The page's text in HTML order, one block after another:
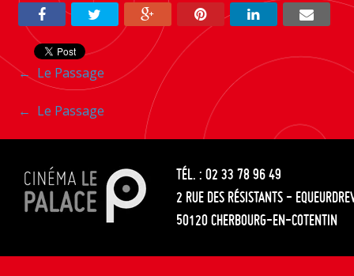
Navigation
entre
les
articles
← Le Passage
Navigation
entre
les
articles
← Le Passage
TÉL. : 02 33 78 96 49
2 RUE DES RÉSISTANTS -
50120 CHERBOURG-EN-COTENTIN